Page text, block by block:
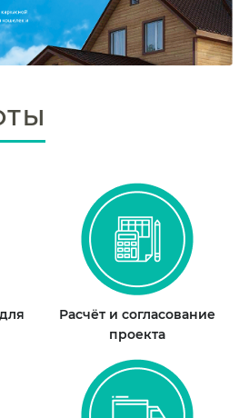
Расчёт и согласование
проекта